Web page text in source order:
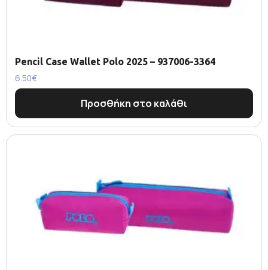
Pencil Case Wallet Polo 2025 – 937006-3364
6.50€
Προσθήκη στο καλάθι